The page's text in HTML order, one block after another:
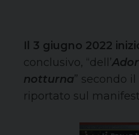
Il 3 giugno 2022
conclusivo, “dell’
notturna” secondo
riportato sul